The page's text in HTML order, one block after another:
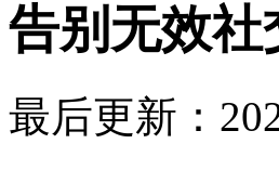
告别无效
最后更新：